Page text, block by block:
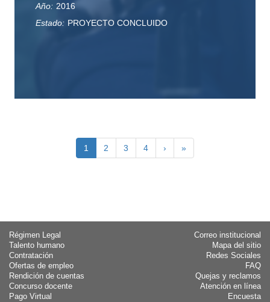
Año: 2016
Estado: PROYECTO CONCLUIDO
Página
actual
1 Page
2 Page
3 Page
4
Siguiente
página
›
Última
página
»
Régimen Legal
Talento humano
Contratación
Ofertas de empleo
Rendición de cuentas
Concurso docente
Pago Virtual
Correo institucional
Mapa del sitio
Redes Sociales
FAQ
Quejas y reclamos
Atención en línea
Encuesta